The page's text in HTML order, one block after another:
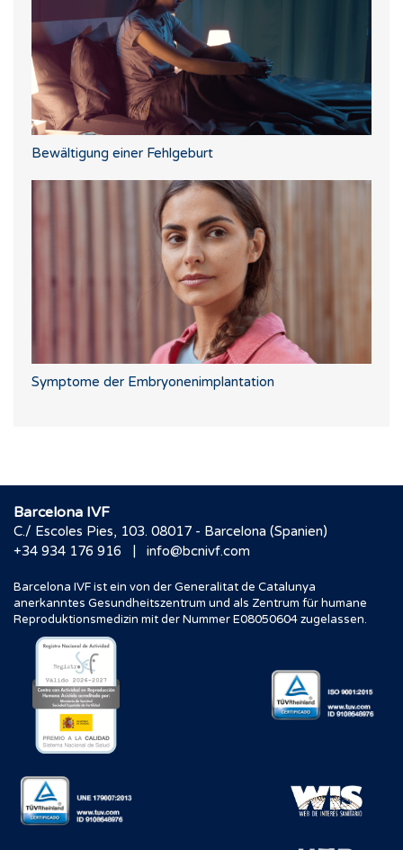
Bewältigung einer Fehlgeburt
Symptome der Embryonenimplantation
Barcelona IVF
C./ Escoles Pies, 103. 08017 - Barcelona (Spanien)
+34 934 176 916
| info@bcnivf.com
Barcelona IVF ist ein von der Generalitat de Catalunya
anerkanntes Gesundheitszentrum und als Zentrum für humane
Reproduktionsmedizin mit der Nummer E08050604 zugelassen.